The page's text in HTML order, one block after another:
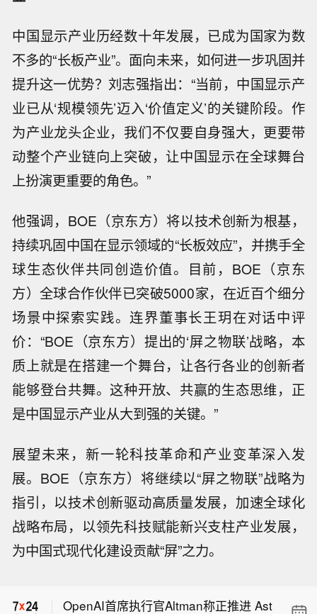
中国显示产业历经数十年发展，已成为国家为数
不多的“长板产业”。面向未来，如何进一步巩固并
提升这一优势？刘志强指出：“当前，中国显示产
业已从‘规模领先’迈入‘价值定义’的关键阶段。作
为产业龙头企业，我们不仅要自身强大，更要带
动整个产业链向上突破，让中国显示在全球舞台
上扮演更重要的角色。”
他强调，BOE（京东方）将以技术创新为根基，
持续巩固中国在显示领域的“长板效应”，并携手全
球生态伙伴共同创造价值。目前，BOE（京东
方）全球合作伙伴已突破5000家，在近百个细分
场景中探索实践。连界董事长王玥在对话中评
价：“BOE（京东方）提出的‘屏之物联’战略，本
质上就是在搭建一个舞台，让各行各业的创新者
能够登台共舞。这种开放、共赢的生态思维，正
是中国显示产业从大到强的关键。”
展望未来，新一轮科技革命和产业变革深入发
展。BOE（京东方）将继续以“屏之物联”战略为
指引，以技术创新驱动高质量发展，加速全球化
战略布局，以领先科技赋能新兴支柱产业发展，
为中国式现代化建设贡献“屏”之力。
哥伦比亚新任总统：与犯罪分子对话的
选择已 “穷尽”。
OpenAI首席执行官Altman称正推进 Ast